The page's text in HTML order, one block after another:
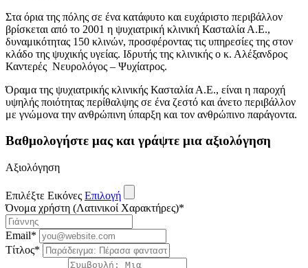
Στα όρια της πόλης σε ένα κατάφυτο και ευχάριστο περιβάλλον
βρίσκεται από το 2001 η ψυχιατρική κλινική Κασταλία Α.Ε.,
δυναμικότητας 150 κλινών, προσφέροντας τις υπηρεσίες της στον
κλάδο της ψυχικής υγείας. Ιδρυτής της κλινικής ο κ. Αλέξανδρος
Καντερές Νευρολόγος – Ψυχίατρος.
Όραμα της ψυχιατρικής κλινικής Κασταλία Α.Ε., είναι η παροχή
υψηλής ποιότητας περίθαλψης σε ένα ζεστό και άνετο περιβάλλον
με γνώμονα την ανθρώπινη ύπαρξη και τον ανθρώπινο παράγοντα.
Βαθμολογήστε μας και γράψτε μια αξιολόγηση
Αξιολόγηση
Επιλέξτε Εικόνες Επιλογή
Όνομα χρήστη (Λατινικοί Χαρακτήρες)*
Email*
Τίτλος*